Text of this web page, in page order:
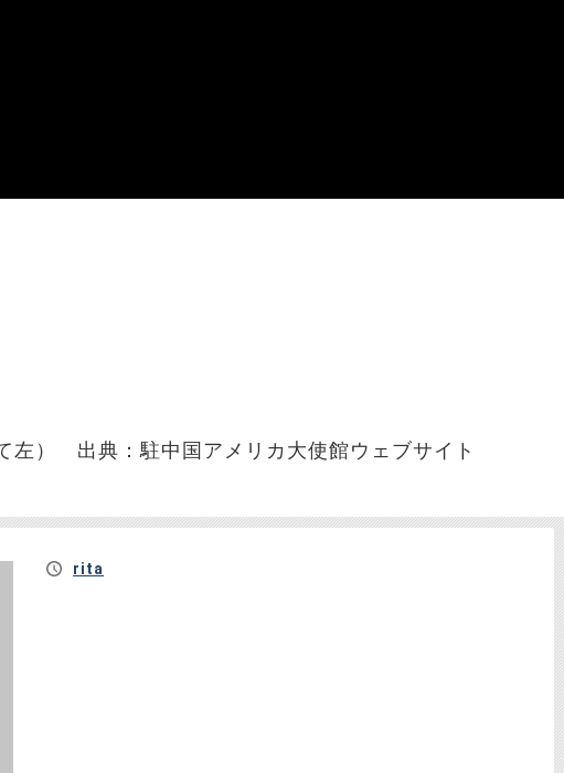
左） 出典：駐中国アメリカ大使館ウェブサイト
rita